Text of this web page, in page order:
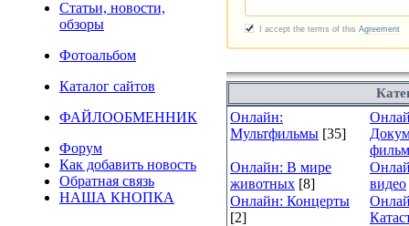
Статьи, новости,
обзоры
Фотоальбом
Каталог сайтов
ФАЙЛООБМЕННИК
Форум
Как добавить новость
Обратная связь
НАША КНОПКА
Онлайн:
Мультфильмы [35]
Онлайн: В мире
животных [8]
видео
Онлайн: Концерты
[2]